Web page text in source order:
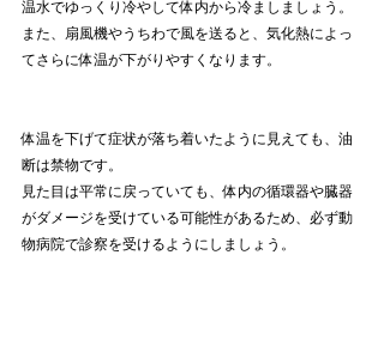
温水でゆっくり冷やして体内から冷ましましょう。
また、扇風機やうちわで風を送ると、気化熱によっ
てさらに体温が下がりやすくなります。
体温を下げて症状が落ち着いたように見えても、油
断は禁物です。
見た目は平常に戻っていても、体内の循環器や臓器
がダメージを受けている可能性があるため、必ず動
物病院で診察を受けるようにしましょう。